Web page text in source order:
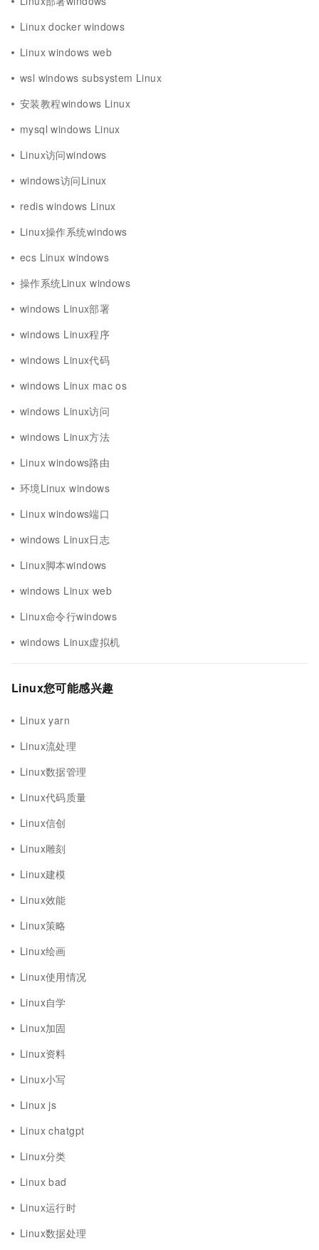
Linux docker windows
Linux windows web
wsl windows subsystem Linux
安装教程windows Linux
mysql windows Linux
Linux访问windows
windows访问Linux
redis windows Linux
Linux操作系统windows
ecs Linux windows
操作系统Linux windows
windows Linux部署
windows Linux程序
windows Linux代码
windows Linux mac os
windows Linux访问
windows Linux方法
Linux windows路由
环境Linux windows
Linux windows端口
windows Linux日志
Linux脚本windows
windows Linux web
Linux命令行windows
windows Linux虚拟机
Linux您可能感兴趣
Linux yarn
Linux流处理
Linux数据管理
Linux代码质量
Linux信创
Linux雕刻
Linux建模
Linux效能
Linux策略
Linux绘画
Linux使用情况
Linux自学
Linux加固
Linux资料
Linux小写
Linux js
Linux chatgpt
Linux分类
Linux bad
Linux运行时
Linux数据处理